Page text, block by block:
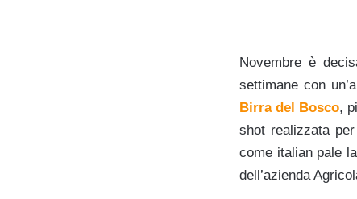
Novembre è
settimane con
Birra del Bosco,
shot realizzata
come italian pale
dell’azienda